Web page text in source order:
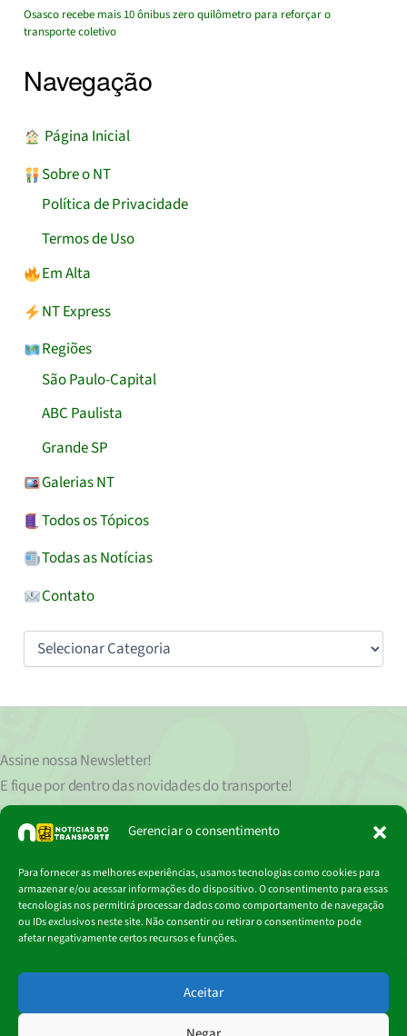
Gerenciar o consentimento
Para fornecer as melhores experiências, usamos tecnologias como cookies para
armazenar e/ou acessar informações do dispositivo. O consentimento para essas
tecnologias nos permitirá processar dados como comportamento de navegação
ou IDs exclusivos neste site. Não consentir ou retirar o consentimento pode
afetar negativamente certos recursos e funções.
Aceitar
Osasco recebe mais 10 ônibus zero quilômetro para reforçar o
transporte coletivo
Navegação
︎ Página Inicial
Sobre o NT
Política de Privacidade
Termos de Uso
Em Alta
NT Express
Regiões
São Paulo-Capital
ABC Paulista
Grande SP
Galerias NT
Todos os Tópicos
Todas as Notícias
Contato
Assine nossaNewsletter!
E fique por dentro das novidades do transporte!
Seu endereço de e-mail
clicando aqui.
Digite
mail…
Assinar
© 2018 - 2026
Portal Notícias do Transporte